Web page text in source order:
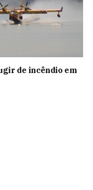
de incêndio em